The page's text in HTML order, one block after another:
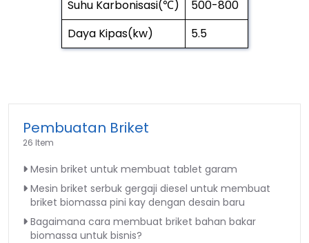
Suhu Karbonisasi(℃)
500-800
Daya Kipas(kw)
5.5
Pembuatan Briket
26 Item
Mesin briket untuk membuat tablet garam
Mesin briket serbuk gergaji diesel untuk membuat
briket biomassa pini kay dengan desain baru
Bagaimana cara membuat briket bahan bakar
biomassa untuk bisnis?